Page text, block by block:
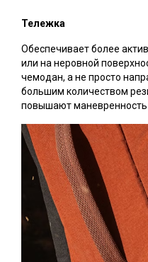
Тележка
Обеспечивает более
или на неровной
чемодан, а не просто
большим количеством
повышают маневренность